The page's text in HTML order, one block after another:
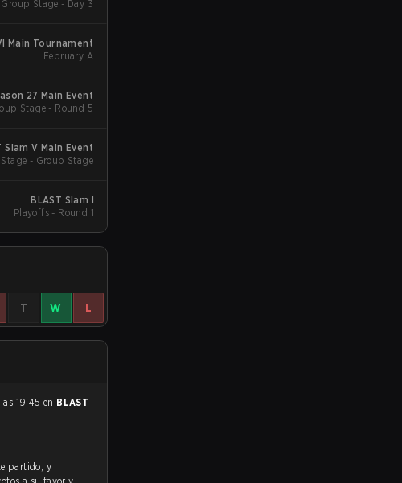
Group Stage - Day 3
Main Tournament
February A
27 Main Event
Stage - Round 5
Slam V Main Event
- Group Stage
BLAST Slam I
Playoffs - Round 1
T W L
19:45 en BLAST